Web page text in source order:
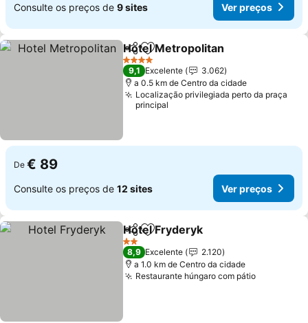
Consulte os preços de 9 sites Ver preços
PartilharAdicionar aos favoritos
Hotel Metropolitan
4 Estrelas
9,1 Excelente
3.062
a 0.5 km de Centro da cidade
Localização privilegiada perto da praça
principal
De € 89
Consulte os preços de 12 sites Ver preços
PartilharAdicionar aos favoritos
Hotel Fryderyk
2 Estrelas
8,9 Excelente
2.120
a 1.0 km de Centro da cidade
Restaurante húngaro com pátioVer